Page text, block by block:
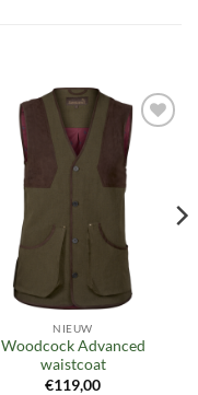
Toevoegen
verlanglijst
NIEUW
Woodcock Advanced
waistcoat
€119,00